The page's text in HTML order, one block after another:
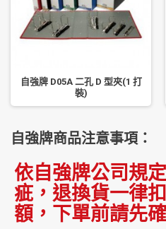
自強牌 D05A 二孔 D 型夾(1 打
裝)
自強牌商品注意事項：
依自強牌公司規
疵，退換貨一律
額，下單前請先